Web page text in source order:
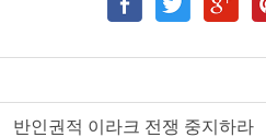
반인권적 이라크 전쟁 중지하라